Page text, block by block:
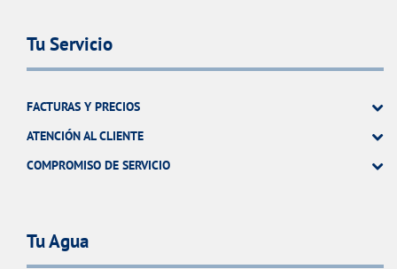
Tu Servicio
FACTURAS Y PRECIOS
ATENCIÓN AL CLIENTE
COMPROMISO DE SERVICIO
Tu Agua